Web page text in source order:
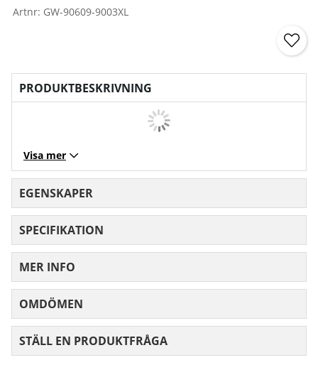
Artnr: GW-90609-9003XL
PRODUKTBESKRIVNING
Visa mer
EGENSKAPER
SPECIFIKATION
MER INFO
OMDÖMEN
STÄLL EN PRODUKTFRÅGA